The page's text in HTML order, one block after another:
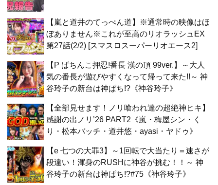
【嵐と道井のてっぺん道】※通常時の映像はほ
ぼありません※これが至高のリオラッシュEX
第27話(2/2) [スマスロスーパーリオエース2]
【P ぱちんこ押忍!番長 漢の頂 99ver.】～大人
気の番長が遊びやすくなって帰って来た!!～ 神
谷玲子の新台は神ぱち!?《神谷玲子》
【全部見せます！ノリ喰われ達の超絶神ヒキ】
感謝の出ノリ’26 PART2《嵐・梅屋シン・く
り・松本バッチ・道井悠・ayasi・ヤドゥ》
【e 七つの大罪3】～1回転で大当たり＝速さが
段違い！渾身のRUSHに神谷が挑む！！～ 神
谷玲子の新台は神ぱち!?#75《神谷玲子》